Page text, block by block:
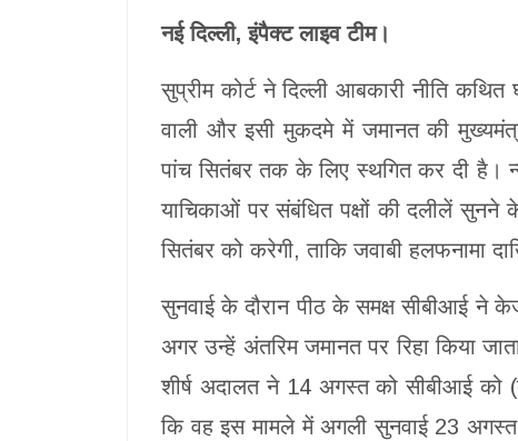
नई दिल्ली, इंपैक्ट लाइव टीम।
सुप्रीम कोर्ट ने दिल्ली आबकारी नीति कथित
वाली और इसी मुकदमे में जमानत की
पांच सितंबर तक के लिए स्थगित कर दी है।
याचिकाओं पर संबंधित पक्षों की दलीलें सुनने
सितंबर को करेगी, ताकि जवाबी हलफनामा
सुनवाई के दौरान पीठ के समक्ष सीबीआई ने
अगर उन्हें अंतरिम जमानत पर रिहा किया
शीर्ष अदालत ने 14 अगस्त को सीबीआई को
कि वह इस मामले में अगली सुनवाई 23